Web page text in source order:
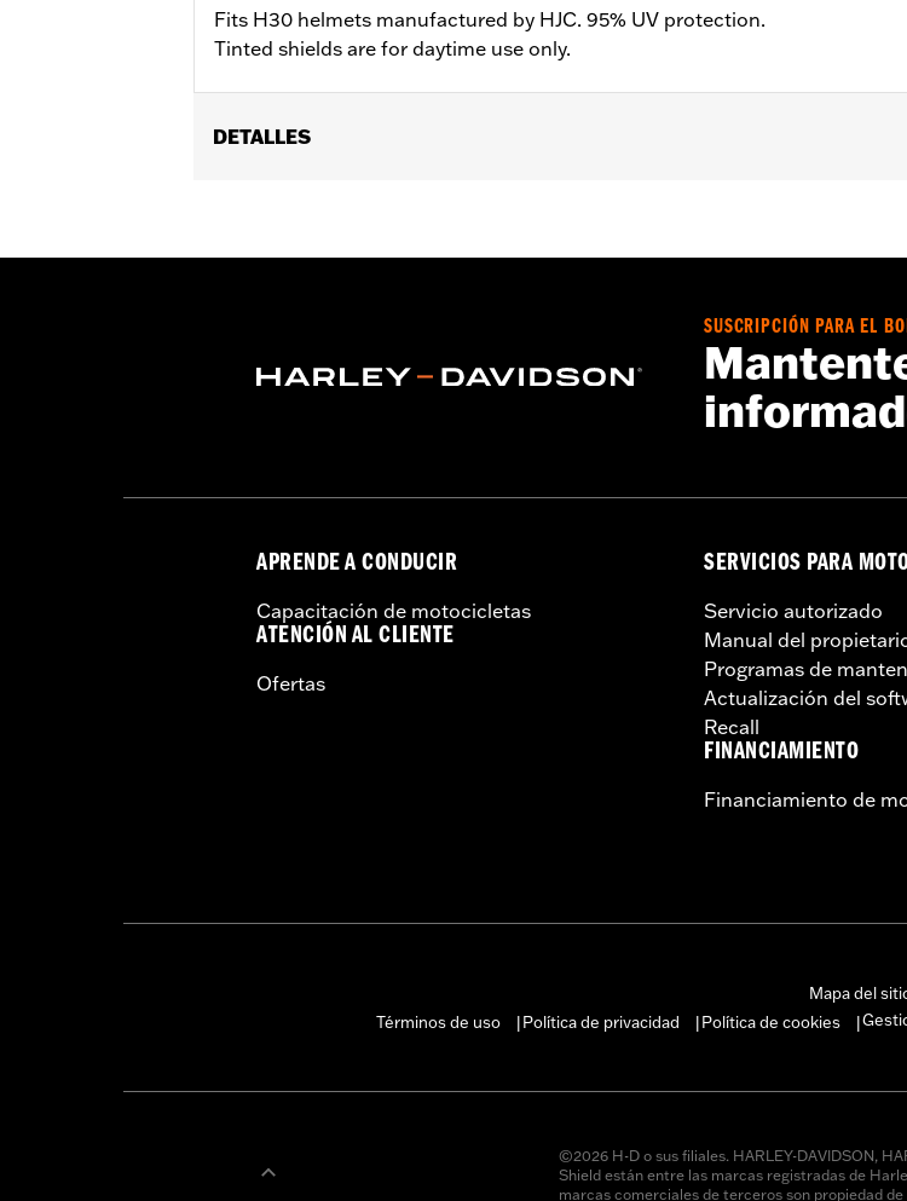
Fits H30 helmets manufactured by HJC. 95% UV protection.
Tinted shields are for daytime use only.
DETALLES
Características funcionales:UV Protection
SUSCRIPCIÓN PARA EL
APRENDE A CONDUCIR
Capacitación de motocicletas
ATENCIÓN AL CLIENTE
Ofertas
SERVICIOS PARA
Servicio autorizado
Manual del
Programas de
Actualización del
Recall
FINANCIAMIENTO
Financiamiento de
Mapa del
Términos de uso
Política de privacidad Política de cookies
©2026 H-D o sus filiales. HARLEY-DAVIDSON,
Shield están entre las marcas registradas de
marcas comerciales de terceros son propiedad